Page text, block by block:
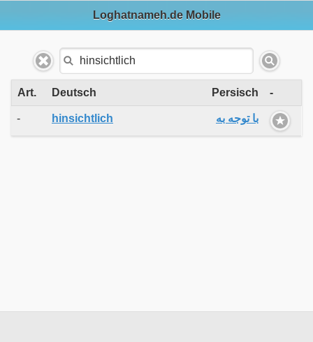
Loghatnameh.de Mobile
Art. Deutsch Persisch -
- hinsichtlich با توجه به